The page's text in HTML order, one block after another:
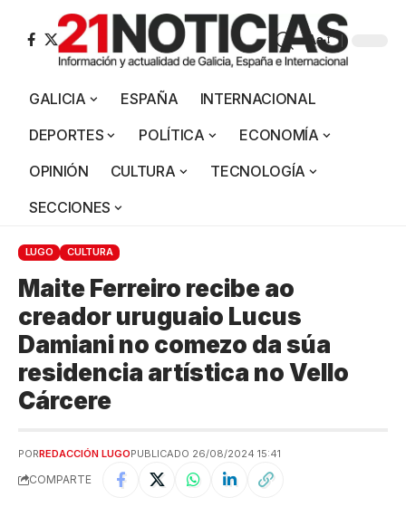
Aa
GALICIA ESPAÑA
INTERNACIONAL
DEPORTES
POLÍTICA
ECONOMÍA
OPINIÓN
CULTURA
TECNOLOGÍA
SECCIONES
LUGO CULTURA
Maite Ferreiro recibe ao
creador uruguaio Lucus
Damiani no comezo da súa
residencia artística no Vello
Cárcere
PORREDACCIÓN LUGOPUBLICADO 26/08/2024 15:41
COMPARTE